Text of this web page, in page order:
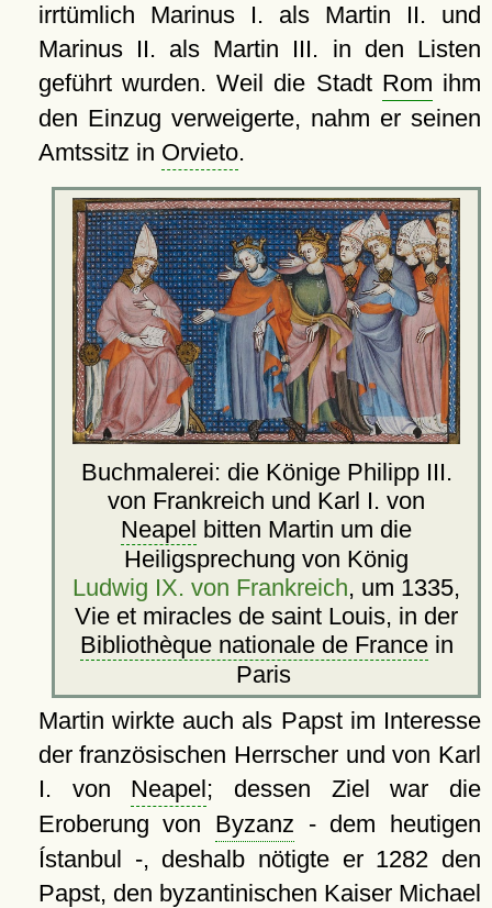
irrtümlich Marinus I. als Martin II. und
Marinus II. als Martin III. in den Listen
geführt wurden. Weil die Stadt Rom ihm
den Einzug verweigerte, nahm er seinen
Amtssitz in Orvieto.
Buchmalerei: die Könige Philipp III.
von Frankreich und Karl I. von
Neapel bitten Martin um die
Heiligsprechung von König
Ludwig IX. von Frankreich, um 1335,
Vie et miracles de saint Louis, in der
Bibliothèque nationale de Francein
Paris
Martin wirkte auch als Papst im Interesse
der französischen Herrscher und von Karl
I. von Neapel ; dessen Ziel war die
Eroberung von Byzanz - dem heutigen
Ístanbul -, deshalb nötigte er 1282 den
Papst, den byzantinischen Kaiser Michael